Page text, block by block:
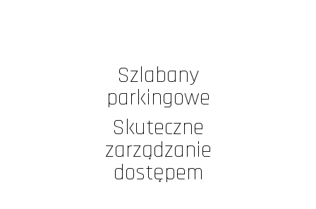
Szlabany
parkingowe
Skuteczne
zarządzanie
dostępem